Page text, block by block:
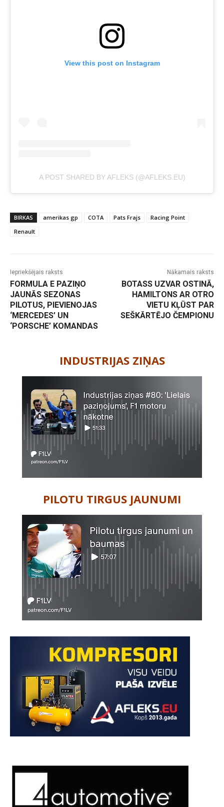
View this post on Instagram
A POST SHARED BY AFLEKS (@AFLEKS.EU)
BIRKAS amerikas gp COTA Pats Frajs
Racing Point
Renault
Iepriekšējais raksts
FORMULA E PAZIŅO
JAUNĀS SEZONAS
PILOTUS, PIEVIENOJAS
‘MERCEDES’ UN
‘PORSCHE’ KOMANDAS
Nākamais raksts
BOTASS UZVAR OSTINĀ,
HAMILTONS AR OTRO
VIETU KĻŪST PAR
SEŠKĀRTĒJO ČEMPIONU
INDUSTRIJAS ZIŅAS
PILOTU TIRGUS JAUNUMI